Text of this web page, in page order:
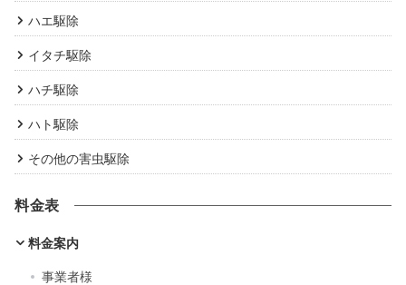
ハエ駆除
イタチ駆除
ハチ駆除
ハト駆除
その他の害虫駆除
料金表
料金案内
事業者様